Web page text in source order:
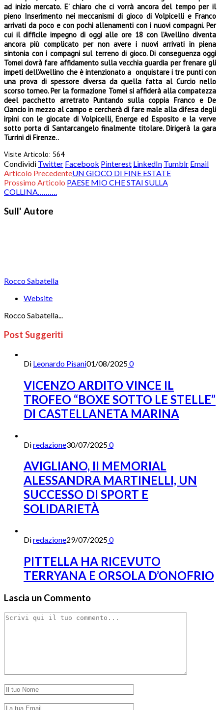
ad inizio mercato. E’ chiaro che ci vorrà ancora del tempo per il
pieno Inserimento nei meccanismi di gioco di Volpicelli e Franco
arrivati da poco e con pochi allenamenti con i nuovi compagni. Per
cui il difficile impegno di oggi alle ore 18 con l’Avellino diventa
ancora più complicato per non avere i nuovi arrivati in piena
sintonia con i compagni sul terreno di gioco. Di conseguenza oggi
Tomei dovrà fare affidamento sulla vecchia guardia per frenare gli
impeti dell’Avellino che è intenzionato a onquistare i tre punti con
una prova di spessore diversa da quella fatta al Curcio nello
scorso torneo. Per la formazione Tomei si affiderà alla compatezza
deel pacchetto arretrato Puntando sulla coppia Franco e De
Ciancio in mezzo al campo e cercherà di fare male alla difesa degli
irpini con le giocate di Volpicelli, Energe ed Esposito e la verve
sotto porta di Santarcangelo finalmente titolare. Dirigerà la gara
Turrini di Firenze..
Visite Articolo: 564
Condividi Twitter Facebook Pinterest LinkedIn Tumblr Email
Articolo PrecedenteUN GIOCO DI FINE ESTATE
Prossimo Articolo PAESE MIO CHE STAI SULLA
COLLINA……….
Sull' Autore
Rocco Sabatella
Website
Rocco Sabatella...
Post Suggeriti
Di Leonardo Pisani01/08/20250
VICENZO ARDITO VINCE IL
TROFEO “BOXE SOTTO LE STELLE”
DI CASTELLANETA MARINA
Diredazione30/07/20250
AVIGLIANO, II MEMORIAL
ALESSANDRA MARTINELLI, UN
SUCCESSO DI SPORT E
SOLIDARIETÀ
Diredazione29/07/20250
PITTELLA HA RICEVUTO
TERRYANA E ORSOLA D’ONOFRIO
Lascia un Commento